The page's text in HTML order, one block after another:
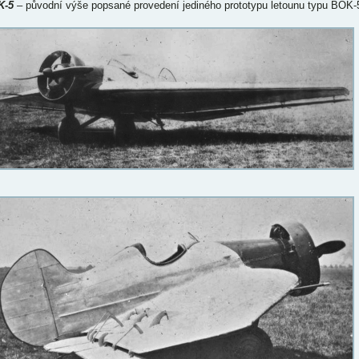
5– původní výše popsané provedení jediného prototypu letounu typu BOK-